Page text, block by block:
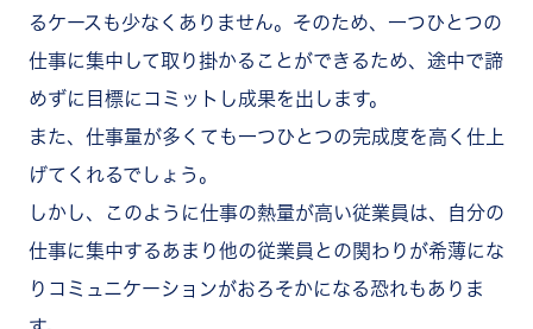
るケースも少なくありません。 そのため、一つひとつの
仕事に集中して取り掛かることができるため、途中で諦
めずに目標にコミットし成果を出します。
また、仕事量が多くても一つひとつの完成度を高く仕上
げてくれるでしょう。
しかし、このように仕事の熱量が高い従業員は、自分の
仕事に集中するあまり他の従業員との関わりが希薄にな
りコミュニケーションがおろそかになる恐れもありま